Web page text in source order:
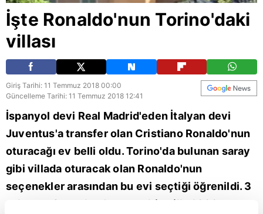
İşte Ronaldo'nun Torino'daki
villası
Giriş Tarihi: 11 Temmuz 2018 00:00
Güncelleme Tarihi: 11 Temmuz 2018 12:41
İspanyol devi Real Madrid'eden İtalyan devi
Juventus'a transfer olan Cristiano Ronaldo'nun
oturacağı ev belli oldu. Torino'da bulunan saray
gibi villada oturacak olan Ronaldo'nun
seçenekler arasından bu evi seçtiği öğrenildi. 3
salon ve 8 yatak odasına sahip villa 1000 metre